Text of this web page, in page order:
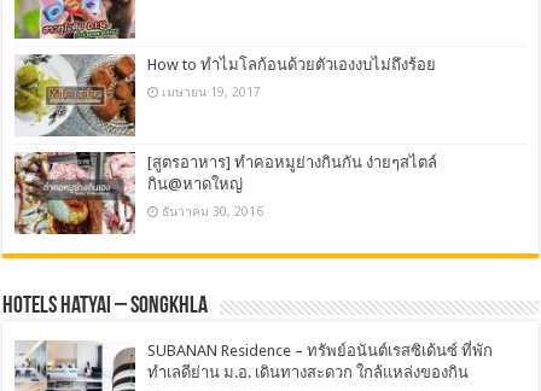
How to ทำไมโลก้อนด้วยตัวเองงบไม่ถึงร้อย
เมษายน 19, 2017
[สูตรอาหาร] ทำคอหมูย่างกินกัน ง่ายๆสไตล์
กิน@หาดใหญ่
ธันวาคม 30, 2016
Hotels Hatyai – Songkhla
SUBANAN Residence – ทรัพย์อนันต์เรสซิเด้นซ์ ที่พัก
ทำเลดีย่าน ม.อ. เดินทางสะดวก ใกล้แหล่งของกิน